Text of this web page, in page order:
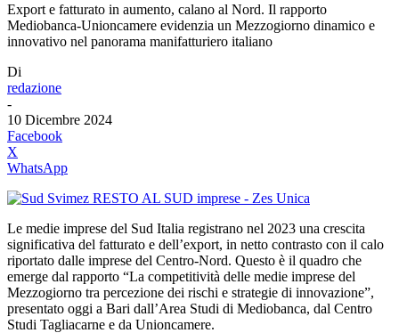
Export e fatturato in aumento, calano al Nord. Il rapporto
Mediobanca-Unioncamere evidenzia un Mezzogiorno dinamico e
innovativo nel panorama manifatturiero italiano
Di
redazione
-
10 Dicembre 2024
Facebook
X
WhatsApp
Le medie imprese del Sud Italia registrano nel 2023 una crescita
significativa del fatturato e dell’export, in netto contrasto con il calo
riportato dalle imprese del Centro-Nord. Questo è il quadro che
emerge dal rapporto “La competitività delle medie imprese del
Mezzogiorno tra percezione dei rischi e strategie di innovazione”,
presentato oggi a Bari dall’Area Studi di Mediobanca, dal Centro
Studi Tagliacarne e da Unioncamere.